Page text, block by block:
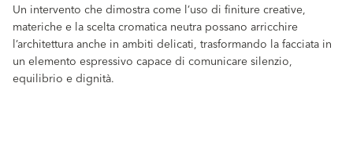
Un intervento che dimostra come l’uso di finiture creative,
materiche e la scelta cromatica neutra possano arricchire
l’architettura anche in ambiti delicati, trasformando la facciata in
un elemento espressivo capace di comunicare silenzio,
equilibrio e dignità.